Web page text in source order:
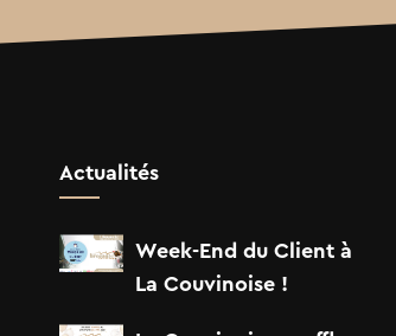
Actualités
Week-End du Client à
La Couvinoise !